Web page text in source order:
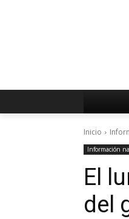
Inicio
Información
El
del